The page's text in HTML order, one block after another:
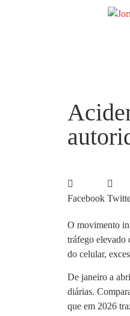
Facebook
O movimento
tráfego elevado
do celular,
De janeiro a
diárias.
que em 2026